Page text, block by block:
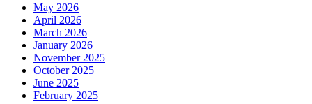
May 2026
April 2026
March 2026
January 2026
November 2025
October 2025
June 2025
February 2025